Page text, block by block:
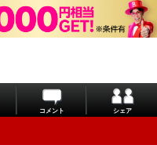
コメント シェア